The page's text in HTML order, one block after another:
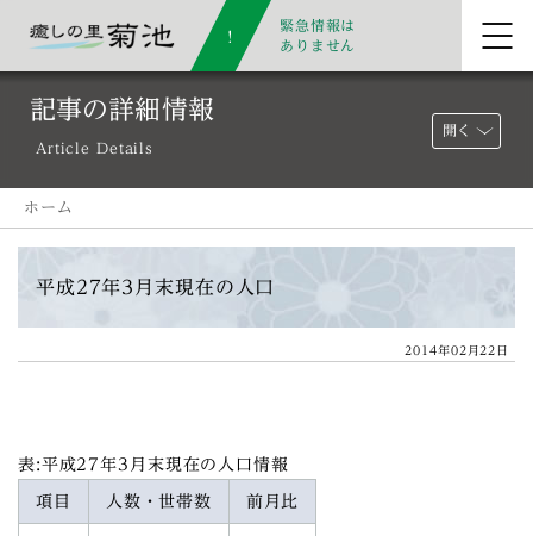
緊急情報は
ありません
記事の詳細情報
Article Details
開く
ホーム
平成27年3月末現在の人口
2014年02月22日
表:平成27年3月末現在の人口情報
項目 人数・世帯数 前月比